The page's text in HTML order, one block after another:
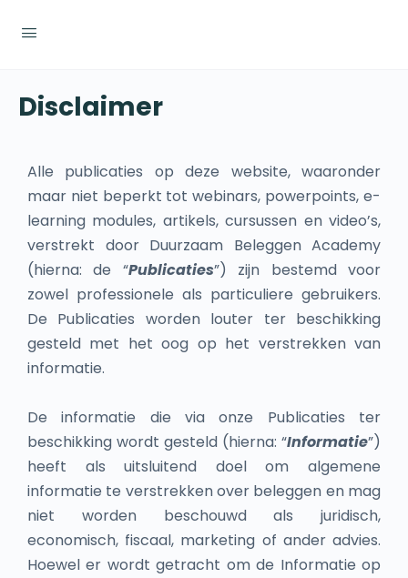
Disclaimer
Alle publicaties op deze website, waaronder
maar niet beperkt tot webinars, powerpoints, e-
learning modules, artikels, cursussen en video’s,
verstrekt door Duurzaam Beleggen Academy
(hierna: de “Publicaties”) zijn bestemd voor
zowel professionele als particuliere gebruikers.
De Publicaties worden louter ter beschikking
gesteld met het oog op het verstrekken van
informatie.
De informatie die via onze Publicaties ter
beschikking wordt gesteld (hierna: “Informatie”)
heeft als uitsluitend doel om algemene
informatie te verstrekken over beleggen en mag
niet worden beschouwd als juridisch,
economisch, fiscaal, marketing of ander advies.
Hoewel er wordt getracht om de Informatie op